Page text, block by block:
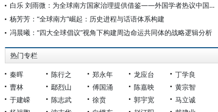
白乐 刘雨微：为全球南方国家治理提供借鉴——外国学者热议中国共产党治理经验
杨芳芳：“全球南方”崛起：历史进程与话语体系构建
冯晨曦：“四大全球倡议”视角下构建周边命运共同体的战略逻辑分析
热门专栏
秦晖 陈行之 郑永年 龙应台
丁学良
曹林
鄢烈山 傅国涌 陈嘉映
黄宗智
于建嵘
陈志武 徐贲 郭宇宽
马立诚